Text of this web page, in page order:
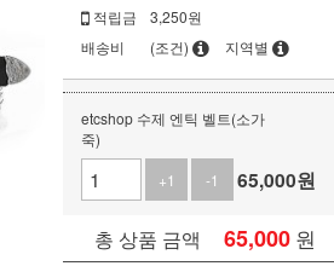
적립금
3,250원
배송비
(조건) 지역별
etcshop 수제 엔틱 벨트(소가
죽)
+1
-1 65,000원
총 상품 금액 65,000 원